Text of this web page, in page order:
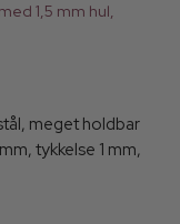
1,5 mm hul,
meget holdbar
tykkelse 1 mm,